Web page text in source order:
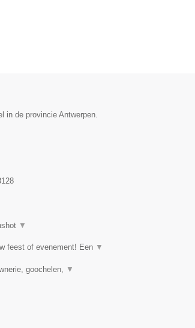
in de provincie Antwerpen.
▼
feest of evenement! Een ▼
goochelen, ▼